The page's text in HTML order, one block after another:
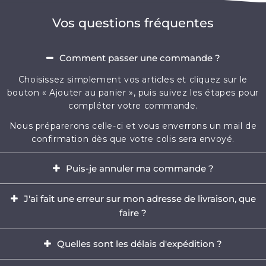
Vos questions fréquentes
Comment passer une commande ?
Choisissez simplement vos articles et cliquez sur le
bouton « Ajouter au panier », puis suivez les étapes pour
compléter votre commande.
Nous préparerons celle-ci et vous enverrons un mail de
confirmation dès que votre colis sera envoyé.
Puis-je annuler ma commande ?
l'heure qui suit votre achat.
J'ai fait une erreur sur mon adresse de livraison, que
faire ?
heures qui suit votre achat. Si l'adresse indiquée pour la
livraison comporte une erreur, contactez-nous
Quelles sont les délais d'expédition ?